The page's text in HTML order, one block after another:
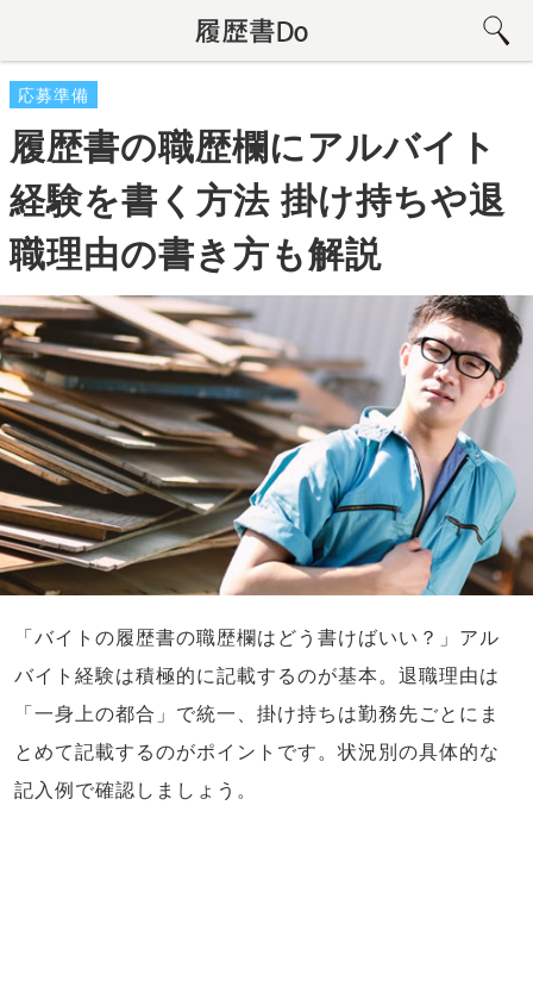
応募準備
履歴書の職歴欄にアルバイト
経験を書く方法 掛け持ちや退
職理由の書き方も解説
「バイトの履歴書の職歴欄はどう書けばいい？」アル
バイト経験は積極的に記載するのが基本。退職理由は
「一身上の都合」で統一、掛け持ちは勤務先ごとにま
とめて記載するのがポイントです。状況別の具体的な
記入例で確認しましょう。